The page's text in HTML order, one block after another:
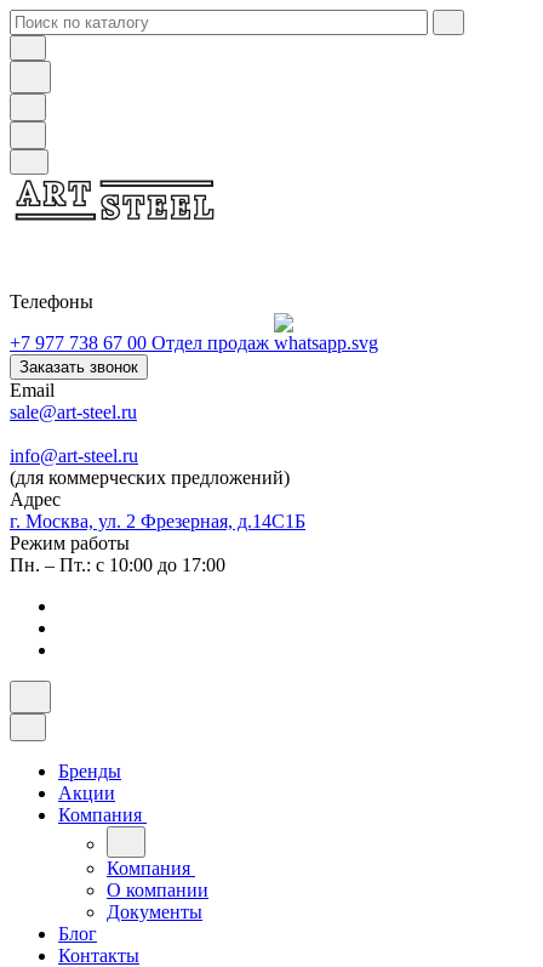
Телефоны
+7 977 738 67 00 Отдел продаж
Заказать звонок
Email
sale@art-steel.ru
info@art-steel.ru
(для коммерческих предложений)
Адрес
г. Москва, ул. 2 Фрезерная, д.14С1Б
Режим работы
Пн. – Пт.: с 10:00 до 17:00
Бренды
Акции
Компания
Компания
О компании
Документы
Блог
Контакты